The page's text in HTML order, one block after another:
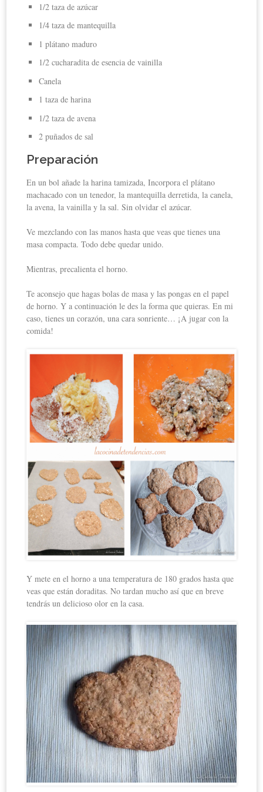
1/2 taza de azúcar
1/4 taza de mantequilla
1 plátano maduro
1/2 cucharadita de esencia de vainilla
Canela
1 taza de harina
1/2 taza de avena
2 puñados de sal
Preparación
En un bol añade la harina tamizada, Incorpora el plátano
machacado con un tenedor, la mantequilla derretida, la canela,
la avena, la vainilla y la sal. Sin olvidar el azúcar.
Ve mezclando con las manos hasta que veas que tienes una
masa compacta. Todo debe quedar unido.
Mientras, precalienta el horno.
Te aconsejo que hagas bolas de masa y las pongas en el papel
de horno. Y a continuación le des la forma que quieras. En mi
caso, tienes un corazón, una cara sonriente… ¡A jugar con la
comida!
Y mete en el horno a una temperatura de 180 grados hasta que
veas que están doraditas. No tardan mucho así que en breve
tendrás un delicioso olor en la casa.